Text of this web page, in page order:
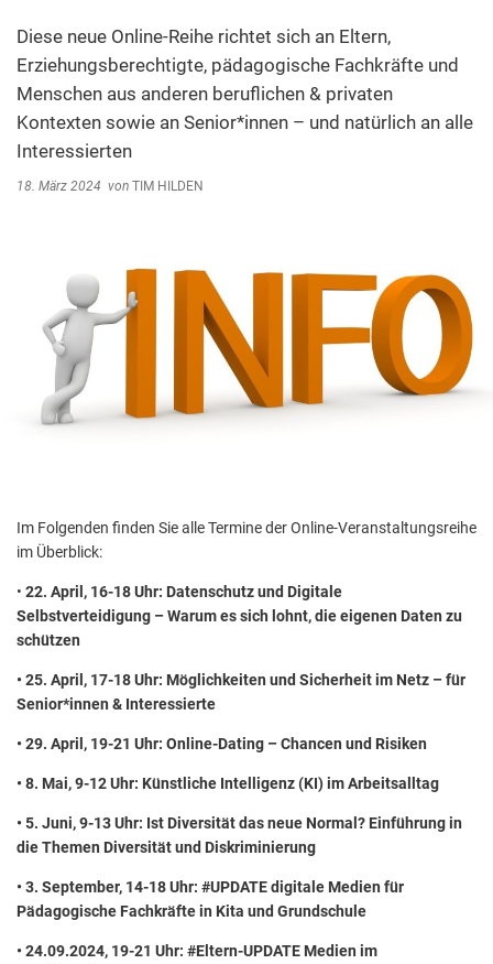
Steuern, Gebühren, Beiträge
Schiedsamt
Wirtschaft und Tourismus
Kindergarten Weitersburg
Kita-Sozialarbeit
Diese neue Online-Reihe richtet sich an Eltern,
Erziehungsberechtigte, pädagogische Fachkräf­te und
Menschen aus anderen beruflichen & privaten
Kontexten sowie an Senior*innen – und natürlich an alle
Interessierten
18. März 2024 von TIM HILDEN
Im Folgenden finden Sie alle Termine der Online-Veranstaltungsreihe
im Überblick:
• 22. April, 16-18 Uhr: Datenschutz und Digitale
Selbstverteidigung – Warum es sich lohnt, die eigenen Daten zu
schützen
• 25. April, 17-18 Uhr: Möglichkeiten und Sicherheit im Netz – für
Senior*innen & Interessierte
• 29. April, 19-21 Uhr: Online-Dating – Chancen und Risiken
• 8. Mai, 9-12 Uhr: Künstliche Intelligenz (KI) im Arbeitsalltag
• 5. Juni, 9-13 Uhr: Ist Diversität das neue Normal? Einführung in
die Themen Diversität und Diskriminierung
• 3. September, 14-18 Uhr: #UPDATE digitale Medien für
Pädagogische Fachkräfte in Kita und Grundschule
• 24.09.2024, 19-21 Uhr: #Eltern-UPDATE Medien im